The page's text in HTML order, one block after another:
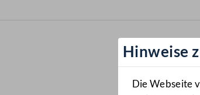
Hinweise
Die Webseite